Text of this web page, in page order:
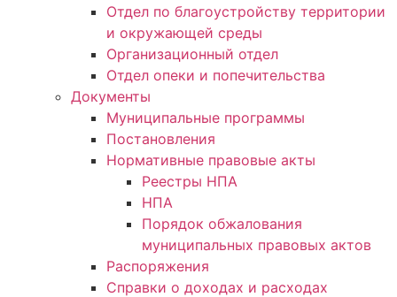
Отдел по благоустройству территории
и окружающей среды
Организационный отдел
Отдел опеки и попечительства
Документы
Муниципальные программы
Постановления
Нормативные правовые акты
Реестры НПА
НПА
Порядок обжалования
муниципальных правовых актов
Распоряжения
Справки о доходах и расходах